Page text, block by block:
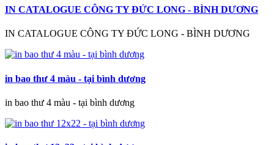
IN CATALOGUE CÔNG TY ĐỨC LONG - BÌNH DƯƠNG
IN CATALOGUE CÔNG TY ĐỨC LONG - BÌNH DƯƠNG
in bao thư 4 màu - tại bình dương
in bao thư 4 màu - tại bình dương